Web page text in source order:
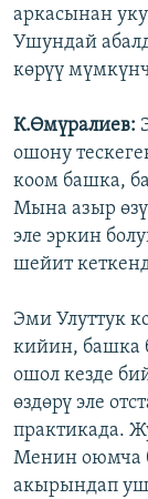
аркасынан
Ушундай
көрүү
К.Өмүралиев:
ошону
коом башка,
Мына азыр
эле эркин
шейит
Эми Улуттук
кийин, башка
ошол кезде
өздөрү эле
практикада.
Менин оюмча
акырындап